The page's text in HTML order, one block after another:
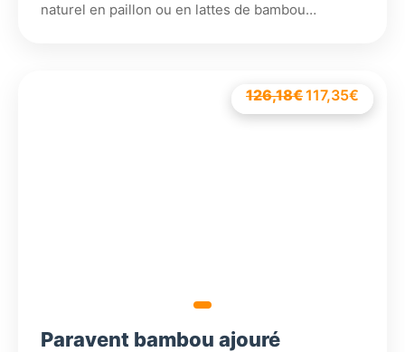
naturel en paillon ou en lattes de bambou…
96,18€
126,18€Le
prix
117,35€
prix
98,58€
Paravent bambou ajouré